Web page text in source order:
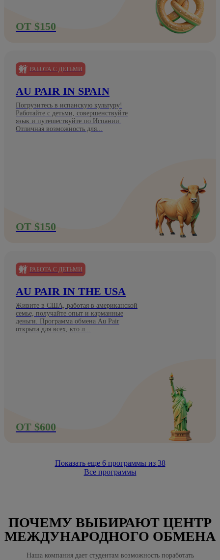
ОТ $150
РАБОТА С ДЕТЬМИ
AU PAIR IN SPAIN
Погрузитесь в испанскую культуру!
Работайте с детьми, совершенствуйте
язык и путешествуйте по Испании.
Отличная возможность для...
ОТ $150
РАБОТА С ДЕТЬМИ
AU PAIR IN THE USA
Живите в США, работая в американской
семье, получайте опыт и карманные
деньги. Программа обмена Au Pair
открыта для всех, кто л...
ОТ $600
Показать еще 6программы из 38
Все программы
ПОЧЕМУ ВЫБИРАЮТ ЦЕНТР
МЕЖДУНАРОДНОГО ОБМЕНА
Наша компания дает студентам возможность поработать